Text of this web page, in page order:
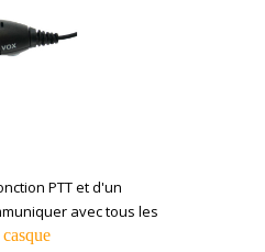
PTT et d'un
avec tous les